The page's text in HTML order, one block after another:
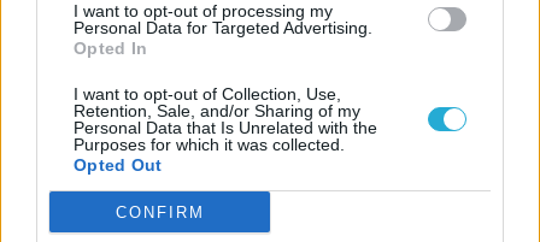
I want to opt-out of processing my
Personal Data for Targeted Advertising.
Opted In
I want to opt-out of Collection, Use,
Retention, Sale, and/or Sharing of my
Personal Data that Is Unrelated with the
Purposes for which it was collected.
Opted Out
CONFIRM